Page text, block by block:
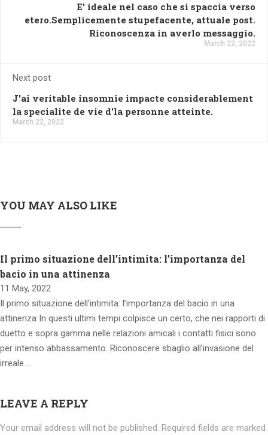
E' ideale nel caso che si spaccia verso
etero.Semplicemente stupefacente, attuale post.
Riconoscenza in averlo messaggio.
March 22, 2022
Next post
J'ai veritable insomnie impacte considerablement
la specialite de vie d'la personne atteinte.
March 22, 2022
YOU MAY ALSO LIKE
Il primo situazione dell’intimita: l’importanza del
bacio in una attinenza
11 May, 2022
Il primo situazione dell’intimita: l’importanza del bacio in una
attinenza In questi ultimi tempi colpisce un certo, che nei rapporti di
duetto e sopra gamma nelle relazioni amicali i contatti fisici sono
per intenso abbassamento. Riconoscere sbaglio all’invasione del
irreale …
LEAVE A REPLY
Your email address will not be published. Required fields are marked